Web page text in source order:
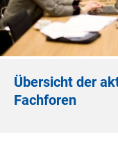
Übersicht der
Fachforen